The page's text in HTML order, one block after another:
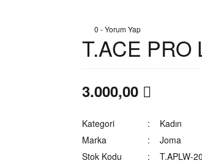
0 - Yorum Yap
T.ACE PRO
3.000,00
Kategori
Kadın
Marka
Joma
Stok Kodu
T.APLW-